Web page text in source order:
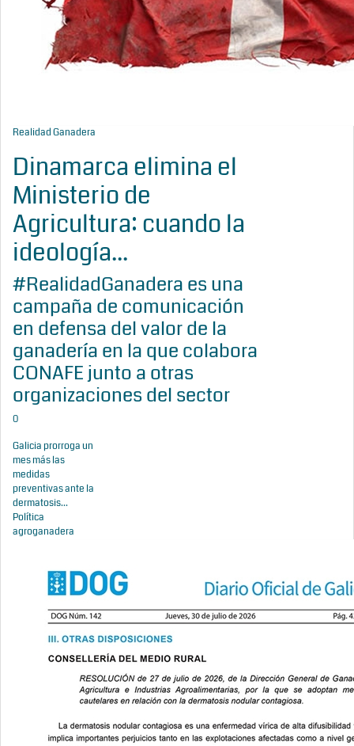
Realidad Ganadera
Dinamarca elimina el
Ministerio de
Agricultura: cuando la
ideología...
#RealidadGanadera es una
campaña de comunicación
en defensa del valor de la
ganadería en la que colabora
CONAFE junto a otras
organizaciones del sector
0
Galicia prorroga un
mes más las
medidas
preventivas ante la
dermatosis...
Política
agroganadera